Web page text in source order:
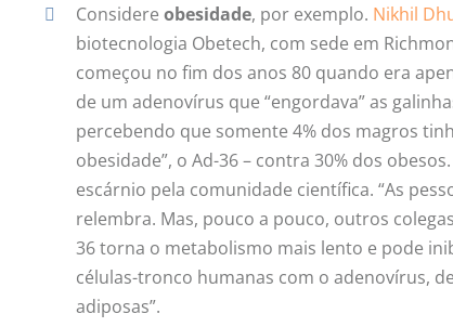
Considereobesidade, por exemplo. Nikhil
biotecnologia Obetech, com sede em
começou no fim dos anos 80 quando era
de um adenovírus que “engordava” as
percebendo que somente 4% dos magros
obesidade”, o Ad-36 – contra 30% dos
escárnio pela comunidade científica. “As
relembra. Mas, pouco a pouco, outros
36 torna o metabolismo mais lento e pode
células-tronco humanas com o adenovírus,
adiposas”.